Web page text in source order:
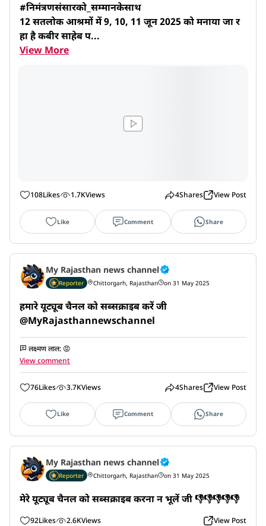
#निमंत्रणसंसारको_सम्मानकेसाथ
12 सतलोक आश्रमों में 9, 10, 11 जून 2025 को मनाया जा र
हा है कबीर साहेब प...
View More
108Likes 1.7KViews 4Shares View Post
Like Comment Share
My Rajasthan news channel
Reporter Chittorgarh, Rajasthan on 31 May 2025
हमारे यूट्यूब चैनल को सब्सक्राइब करें जी
@MyRajasthannewschannel
लक्ष्मण लाल: 😡
View comment
76Likes 3.7KViews 4Shares View Post
Like Comment Share
My Rajasthan news channel
Reporter Chittorgarh, Rajasthan on 31 May 2025
मेरे यूट्यूब चैनल को सब्सक्राइब करना न भूलें जी 👎👎👎👎👎
92Likes 2.6KViews View Post